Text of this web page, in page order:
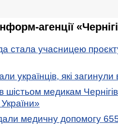
агенції
стала учасницею
українців, які загинули
шістьом медикам
медичну допомогу